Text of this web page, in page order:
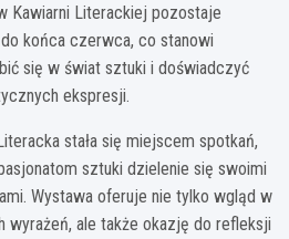
Kawiarni Literackiej pozostaje
końca czerwca, co stanowi
się w świat sztuki i doświadczyć
ekspresji.
stała się miejscem spotkań,
sztuki dzielenie się swoimi
Wystawa oferuje nie tylko wgląd w
wyrażeń, ale także okazję do refleksji